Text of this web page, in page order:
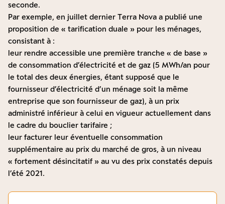
seconde.
Par exemple, en juillet dernier Terra Nova a publié une
proposition de « tarification duale » pour les ménages,
consistant à :
leur rendre accessible une première tranche « de base »
de consommation d’électricité et de gaz (5 MWh/an pour
le total des deux énergies, étant supposé que le
fournisseur d’électricité d’un ménage soit la même
entreprise que son fournisseur de gaz), à un prix
administré inférieur à celui en vigueur actuellement dans
le cadre du bouclier tarifaire ;
leur facturer leur éventuelle consommation
supplémentaire au prix du marché de gros, à un niveau
« fortement désincitatif » au vu des prix constatés depuis
l’été 2021.